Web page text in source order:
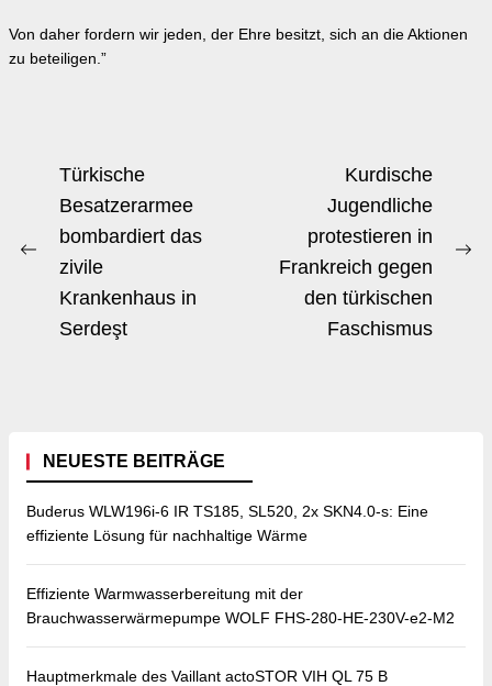
Von daher fordern wir jeden, der Ehre besitzt, sich an die Aktionen
zu beteiligen.”
Beitrags-
Navigation
Previous
post:
Türkische
Besatzerarmee
bombardiert das
zivile
Krankenhaus in
Serdeşt
Kurdische
Jugendliche
protestieren in
Frankreich gegen
den türkischen
Faschismus
NEUESTE BEITRÄGE
Buderus WLW196i-6 IR TS185, SL520, 2x SKN4.0-s: Eine
effiziente Lösung für nachhaltige Wärme
Effiziente Warmwasserbereitung mit der
Brauchwasserwärmepumpe WOLF FHS-280-HE-230V-e2-M2
Hauptmerkmale des Vaillant actoSTOR VIH QL 75 B